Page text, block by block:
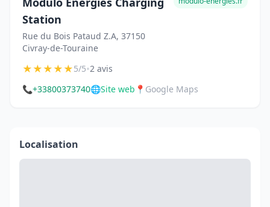
Station
Rue du Bois Pataud Z.A, 37150
Civray-de-Touraine
★★★★★5/5•2 avis
📞+33800373740🌐Site web 📍 Google Maps
Localisation